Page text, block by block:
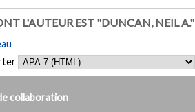
L'AUTEUR EST "DUNCAN, NEIL A."
collaboration